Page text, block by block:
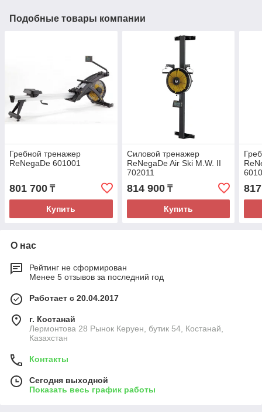
Подобные товары компании
Гребной тренажер
ReNеgаDe 601001
801 700 ₸
Купить
Силовой тренажер
ReNеgаDe Air Ski M.W. II
702011
814 900₸
Купить
О нас
Рейтинг не сформирован
Менее 5 отзывов за последний год
Работает с 20.04.2017
г. Костанай
Лермонтова 28 Рынок Керуен, бутик 54, Костанай,
Казахстан
Контакты
Сегодня выходной
Показать весь график работы